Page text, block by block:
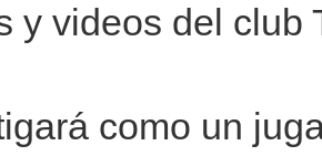
y videos del club
como un